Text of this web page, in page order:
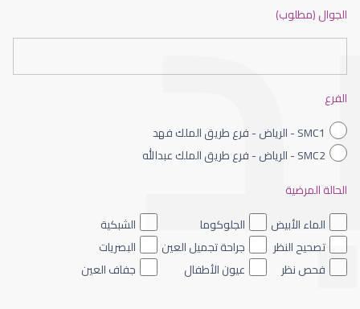
العمليات التجميلية للعين
الجراحة التجميلية للعيون
الجوال (مطلوب)
الفرع
SMC1 - الرياض - فرع طريق الملك فهد
SMC2 - الرياض - فرع طريق الملك عبدالله
الحالة المرضية
الماء الأبيض
الجلوكوما
الشبكية
تصحيح النظر
جراحة تجميل العين
البصريات
فحص نظر
عيون الأطفال جفاف العين